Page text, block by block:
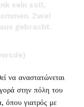
sein soll,
Zwei
gebracht.
να αναστατώνεται
στην πόλη του
όπου γιατρός με